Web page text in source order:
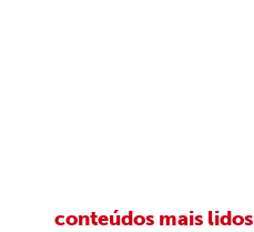
conteúdos mais lidos